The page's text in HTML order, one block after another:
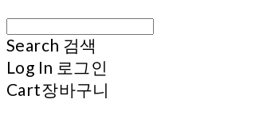
Search 검색
Log In 로그인
Cart장바구니